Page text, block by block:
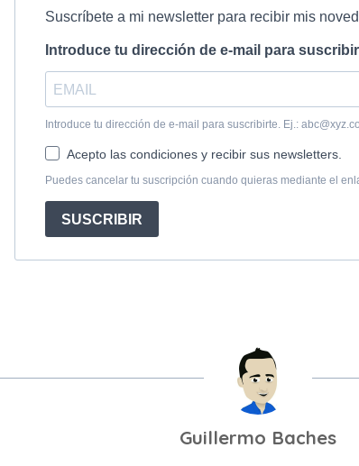
Guillermo Baches